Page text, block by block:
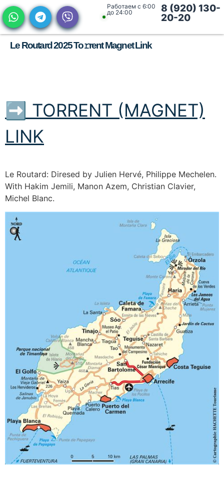
Работаем с 6:00
до 24:00
8 (920) 130-
20-20
Le Routard 2025 To𝚛rent Magnet Link
➡ TORRENT (MAGNET)
LINK
Le Routard: Diresed by Julien Hervé, Philippe Mechelen.
With Hakim Jemili, Manon Azem, Christian Clavier,
Michel Blanc.